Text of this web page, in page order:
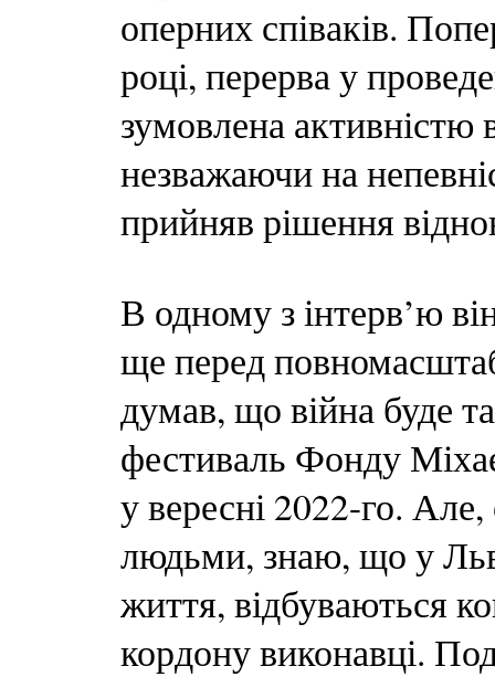
оперних співаків.
році, перерва у
зумовлена активністю
незважаючи на
прийняв рішення
В одному з інтерв’ю
ще перед
думав, що війна буде
фестиваль Фонду
у вересні 2022-го.
людьми, знаю, що у
життя, відбуваються
кордону виконавці.